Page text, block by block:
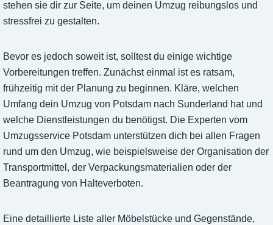
stehen sie dir zur Seite, um deinen Umzug reibungslos und
stressfrei zu gestalten.
Bevor es jedoch soweit ist, solltest du einige wichtige
Vorbereitungen treffen. Zunächst einmal ist es ratsam,
frühzeitig mit der Planung zu beginnen. Kläre, welchen
Umfang dein Umzug von Potsdam nach Sunderland hat und
welche Dienstleistungen du benötigst. Die Experten vom
Umzugsservice Potsdam unterstützen dich bei allen Fragen
rund um den Umzug, wie beispielsweise der Organisation der
Transportmittel, der Verpackungsmaterialien oder der
Beantragung von Halteverboten.
Eine detaillierte Liste aller Möbelstücke und Gegenstände,